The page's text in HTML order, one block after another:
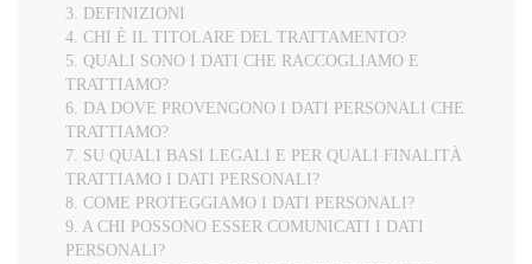
3. DEFINIZIONI
4. CHI È IL TITOLARE DEL TRATTAMENTO?
5. QUALI SONO I DATI CHE RACCOGLIAMO E
TRATTIAMO?
6. DA DOVE PROVENGONO I DATI PERSONALI CHE
TRATTIAMO?
7. SU QUALI BASI LEGALI E PER QUALI FINALITÀ
TRATTIAMO I DATI PERSONALI?
8. COME PROTEGGIAMO I DATI PERSONALI?
9. A CHI POSSONO ESSER COMUNICATI I DATI
PERSONALI?